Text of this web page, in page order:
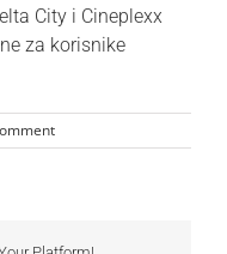
City i Cineplexx
za korisnike